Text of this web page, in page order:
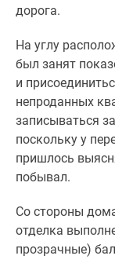
дорога.
На углу
был занят
и
непроданных
записываться
поскольку у
пришлось
побывал.
Со стороны
отделка
прозрачные)